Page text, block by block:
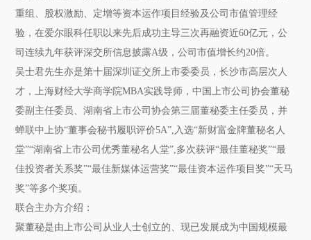
重组、股权激励、定增等资本运作项目经验及公司市值管理经
验，在爱尔眼科任职以来先后成功主导三次再融资近60亿元，公
司连续九年获评深交所信息披露A级，公司市值增长约20倍。
吴士君先生亦是第十届深圳证交所上市委委员，长沙市高层次人
才，上海财经大学商学院MBA实践导师，中国上市公司协会董秘
委副主任委员、湖南省上市公司协会第三届董秘委主任委员，并
蝉联中上协“董事会秘书履职评价5A”,入选“新财富金牌董秘名人
堂”“湖南省上市公司优秀董秘名人堂”,多次获评“最佳董秘奖”“最
佳投资者关系奖”“最佳新媒体运营奖”“最佳资本运作项目奖”“天马
奖”等多个奖项。
联合主办方介绍：
聚董秘是由上市公司从业人士创立的、现已发展成为中国规模最